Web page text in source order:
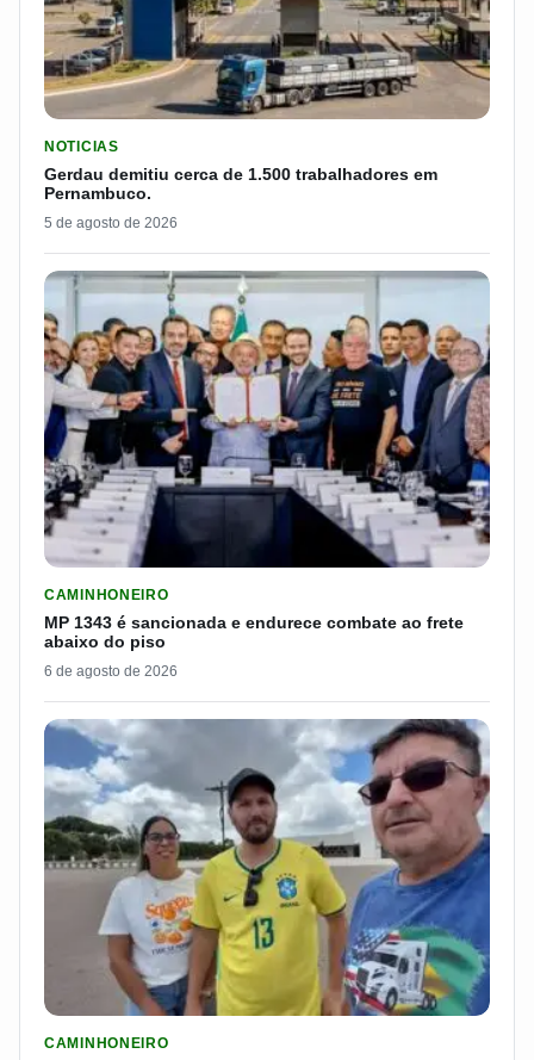
NOTICIAS
Gerdau demitiu cerca de 1.500 trabalhadores em
Pernambuco.
5 de agosto de 2026
CAMINHONEIRO
MP 1343 é sancionada e endurece combate ao frete
abaixo do piso
6 de agosto de 2026
CAMINHONEIRO